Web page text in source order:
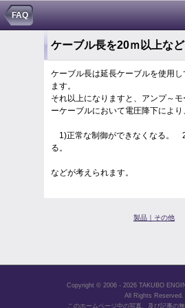
FAQ
ケーブル長は延長ケーブルを使用し
ます。
それ以上になりますと、アンプ～
ーケーブルにおいて電圧降下により
1)正常な制御ができなくなる。
る。
などが考えられます。
製品｜その他
Copyright © 2006 - 2026 TAKUBO
All Rights Reserved.
このホームページ中の写真、及び記事の無